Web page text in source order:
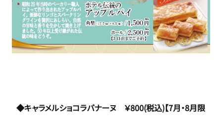
◆キャラメルショコラバナーヌ ￥800(税込)【7月・8月限